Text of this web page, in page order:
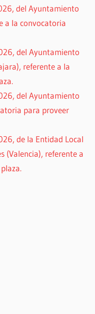
del Ayuntamiento
a la convocatoria
del Ayuntamiento
referente a la
del Ayuntamiento
para proveer
de la Entidad Local
(Valencia), referente a